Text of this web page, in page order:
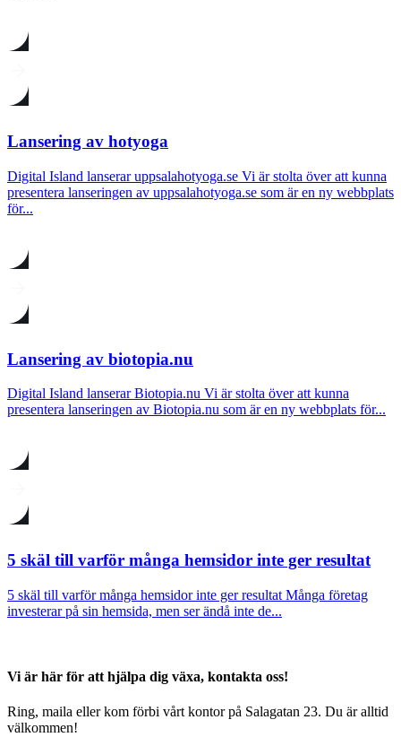
Lansering av hotyoga
Digital Island lanserar uppsalahotyoga.se Vi är stolta över att kunna
presentera lanseringen av uppsalahotyoga.se som är en ny webbplats
för...
Lansering av biotopia.nu
Digital Island lanserar Biotopia.nu Vi är stolta över att kunna
presentera lanseringen av Biotopia.nu som är en ny webbplats för...
5 skäl till varför många hemsidor inte ger resultat
5 skäl till varför många hemsidor inte ger resultat Många företag
investerar på sin hemsida, men ser ändå inte de...
Vi är här för att hjälpa dig växa, kontakta oss!
Ring, maila eller kom förbi vårt kontor på Salagatan 23. Du är alltid
välkommen!